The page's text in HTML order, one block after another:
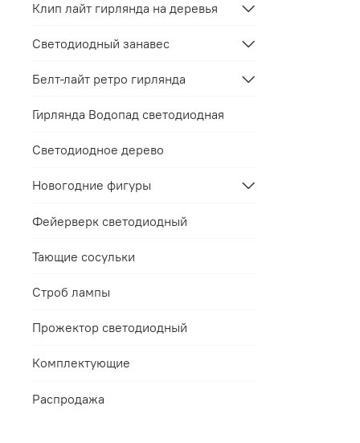
Клип лайт гирлянда на деревья
Светодиодный занавес
Белт-лайт ретро гирлянда
Гирлянда Водопад светодиодная
Светодиодное дерево
Новогодние фигуры
Фейерверк светодиодный
Тающие сосульки
Строб лампы
Прожектор светодиодный
Комплектующие
Распродажа